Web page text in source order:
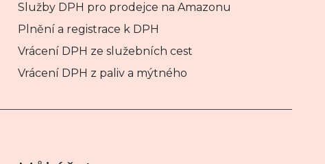
Služby DPH pro prodejce na Amazonu
Plnění a registrace k DPH
Vrácení DPH ze služebních cest
Vrácení DPH z paliv a mýtného